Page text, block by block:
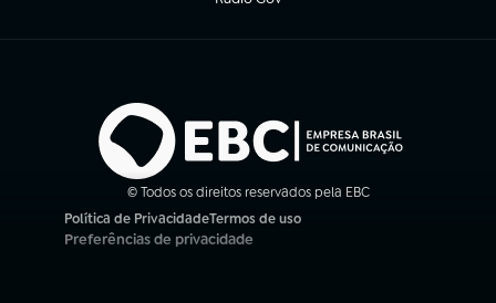
(abre em nova aba)
© Todos os direitos reservados pela EBC
Política de Privacidade
(abre em nova aba)
Termos de uso
(abre em nova aba)
Preferências de privacidade